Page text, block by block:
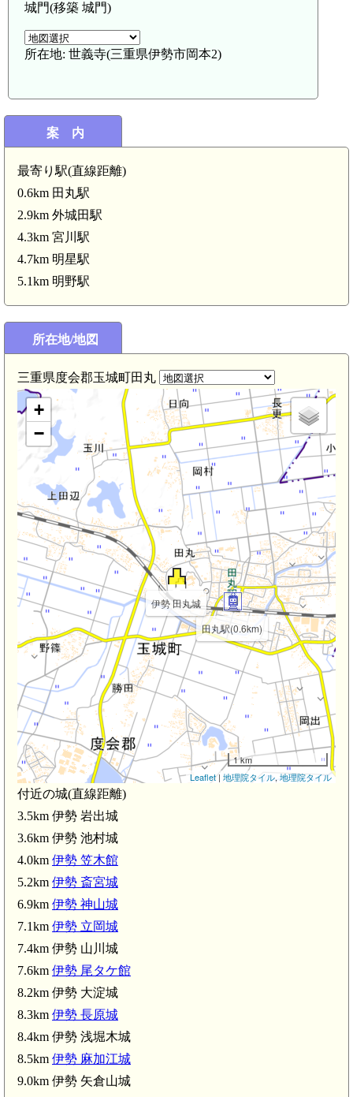
城門(移築 城門)
所在地: 世義寺(三重県伊勢市岡本2)
案 内
最寄り駅(直線距離)
0.6km 田丸駅
2.9km 外城田駅
4.3km 宮川駅
4.7km 明星駅
5.1km 明野駅
所在地/地図
三重県度会郡玉城町田丸
田丸駅(0.6km)
明星駅(4.7km)
伊勢 田丸城
+
−
1 km
Leaflet | 地理院タイル,地理院タイル
付近の城(直線距離)
3.5km 伊勢 岩出城
3.6km 伊勢 池村城
4.0km 伊勢 笠木館
5.2km 伊勢 斎宮城
6.9km 伊勢 神山城
7.1km 伊勢 立岡城
7.4km 伊勢 山川城
7.6km 伊勢 尾タケ館
8.2km 伊勢 大淀城
8.3km 伊勢 長原城
8.4km 伊勢 浅堀木城
8.5km 伊勢 麻加江城
9.0km 伊勢 矢倉山城